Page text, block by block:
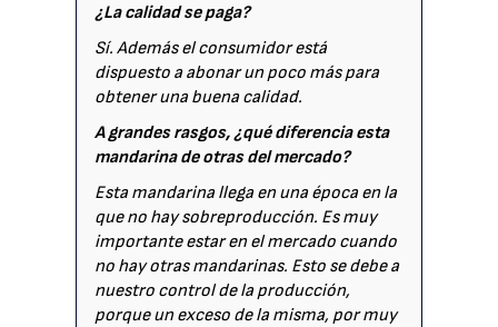
¿La calidad se paga?
Sí. Además el consumidor está
dispuesto a abonar un poco más para
obtener una buena calidad.
A grandes rasgos, ¿qué diferencia esta
mandarina de otras del mercado?
Esta mandarina llega en una época en la
que no hay sobreproducción. Es muy
importante estar en el mercado cuando
no hay otras mandarinas. Esto se debe a
nuestro control de la producción,
porque un exceso de la misma, por muy